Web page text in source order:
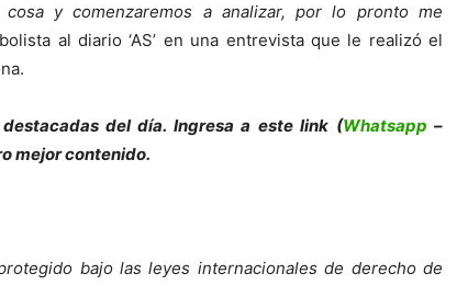
y comenzaremos a analizar, por lo pronto me
al diario ‘AS’ en una entrevista que le realizó el
stacadas del día. Ingresa a este link (Whatsapp –
mejor contenido.
bajo las leyes internacionales de derecho de